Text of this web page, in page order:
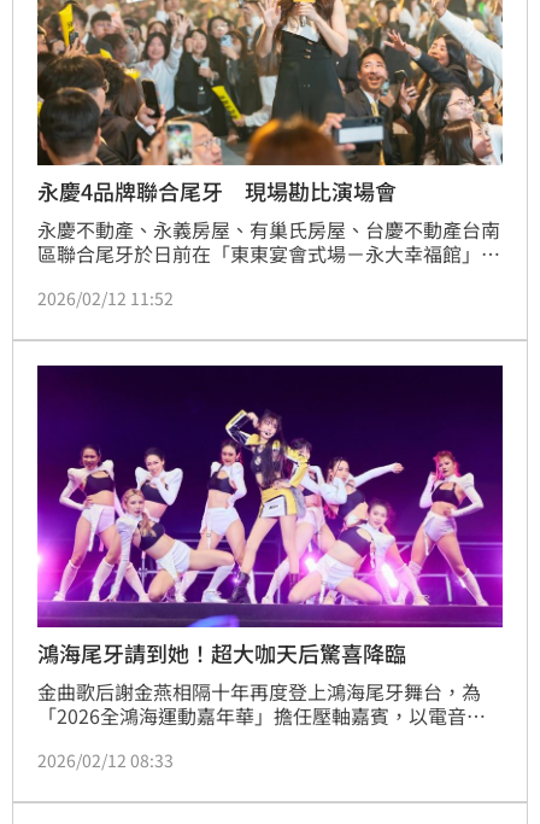
永慶4品牌聯合尾牙 現場勘比演場會
永慶不動產、永義房屋、有巢氏房屋、台慶不動產台南
區聯合尾牙於日前在「東東宴會式場－永大幸福館」氣
樂，場面熱鬧歡騰！除了有歌手郭靜、曾瑋中、康康擔
度過開心又難忘的夜晚。
2026/02/12 11:52
鴻海尾牙請到她！超大咖天后驚喜降臨
金曲歌后謝金燕相隔十年再度登上鴻海尾牙舞台，為
「2026全鴻海運動嘉年華」擔任壓軸嘉賓，以電音女
秀美腿與動感舞步，嗨翻台北大巨蛋，並獻上限定版曲
2026/02/12 08:33